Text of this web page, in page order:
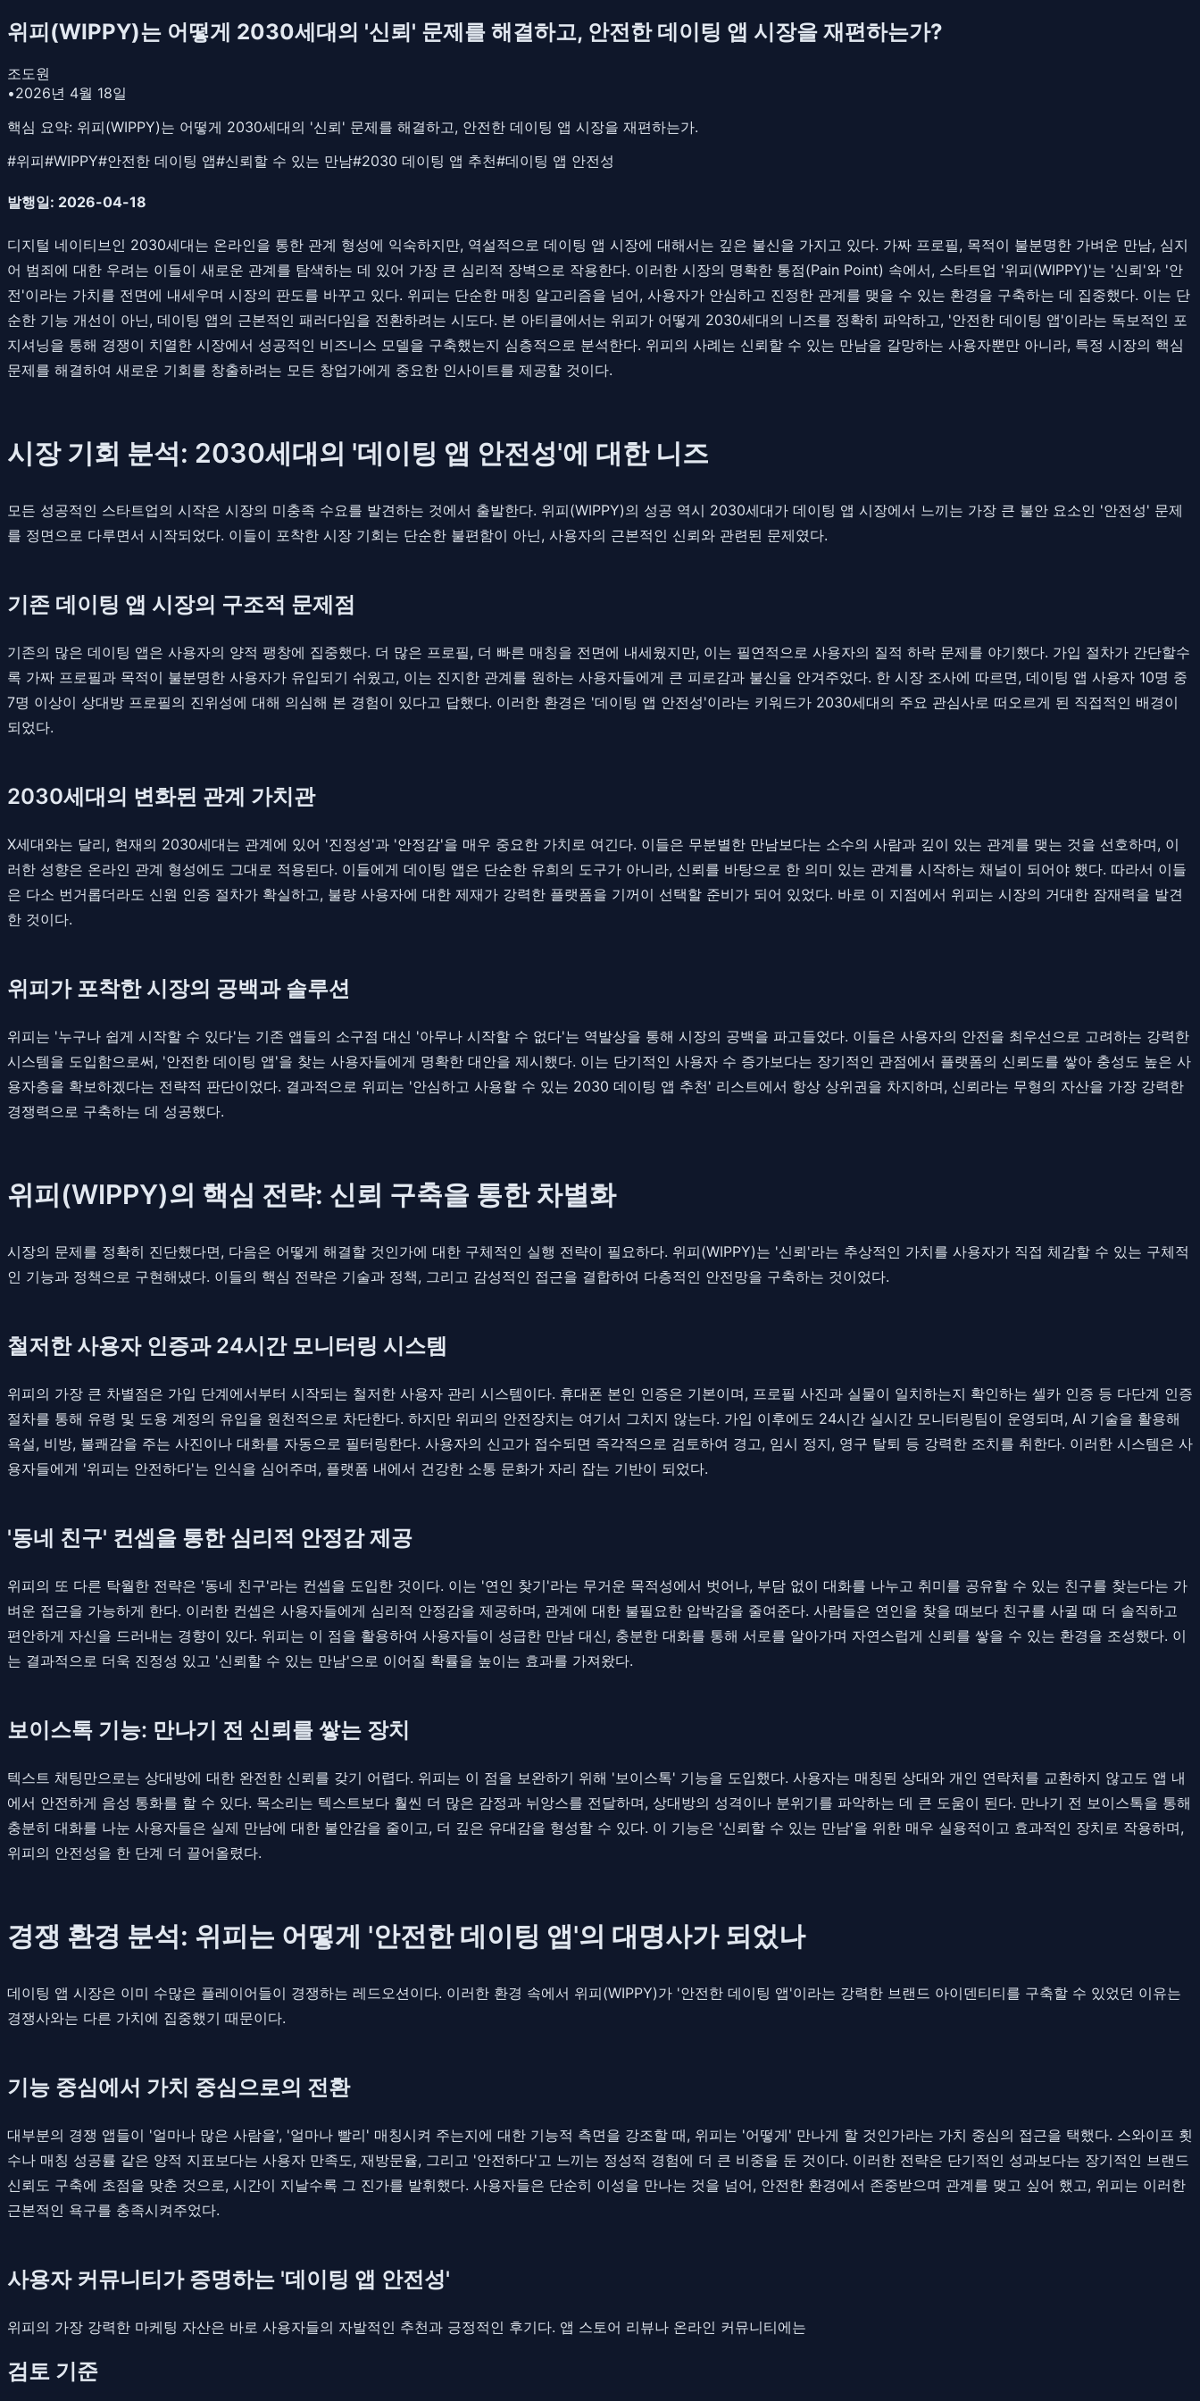
위피(WIPPY)는 어떻게 2030세대의 '신뢰' 문제를 해결하고, 안전한 데이팅 앱 시장을 재편하는가?
조도원
•2026년 4월 18일
핵심 요약: 위피(WIPPY)는 어떻게 2030세대의 '신뢰' 문제를 해결하고, 안전한 데이팅 앱 시장을 재편하는가.
#위피#WIPPY#안전한 데이팅 앱#신뢰할 수 있는 만남#2030 데이팅 앱 추천#데이팅 앱 안전성
발행일: 2026-04-18
디지털 네이티브인 2030세대는 온라인을 통한 관계 형성에 익숙하지만, 역설적으로 데이팅 앱 시장에 대해서는 깊은 불신을 가지고 있다. 가짜 프로필, 목적이 불분명한 가벼운 만남, 심지
어 범죄에 대한 우려는 이들이 새로운 관계를 탐색하는 데 있어 가장 큰 심리적 장벽으로 작용한다. 이러한 시장의 명확한 통점(Pain Point) 속에서, 스타트업 '위피(WIPPY)'는 '신뢰'와 '안
전'이라는 가치를 전면에 내세우며 시장의 판도를 바꾸고 있다. 위피는 단순한 매칭 알고리즘을 넘어, 사용자가 안심하고 진정한 관계를 맺을 수 있는 환경을 구축하는 데 집중했다. 이는 단
순한 기능 개선이 아닌, 데이팅 앱의 근본적인 패러다임을 전환하려는 시도다. 본 아티클에서는 위피가 어떻게 2030세대의 니즈를 정확히 파악하고, '안전한 데이팅 앱'이라는 독보적인 포
지셔닝을 통해 경쟁이 치열한 시장에서 성공적인 비즈니스 모델을 구축했는지 심층적으로 분석한다. 위피의 사례는 신뢰할 수 있는 만남을 갈망하는 사용자뿐만 아니라, 특정 시장의 핵심
문제를 해결하여 새로운 기회를 창출하려는 모든 창업가에게 중요한 인사이트를 제공할 것이다.
시장 기회 분석: 2030세대의 '데이팅 앱 안전성'에 대한 니즈
모든 성공적인 스타트업의 시작은 시장의 미충족 수요를 발견하는 것에서 출발한다. 위피(WIPPY)의 성공 역시 2030세대가 데이팅 앱 시장에서 느끼는 가장 큰 불안 요소인 '안전성' 문제
를 정면으로 다루면서 시작되었다. 이들이 포착한 시장 기회는 단순한 불편함이 아닌, 사용자의 근본적인 신뢰와 관련된 문제였다.
기존 데이팅 앱 시장의 구조적 문제점
기존의 많은 데이팅 앱은 사용자의 양적 팽창에 집중했다. 더 많은 프로필, 더 빠른 매칭을 전면에 내세웠지만, 이는 필연적으로 사용자의 질적 하락 문제를 야기했다. 가입 절차가 간단할수
록 가짜 프로필과 목적이 불분명한 사용자가 유입되기 쉬웠고, 이는 진지한 관계를 원하는 사용자들에게 큰 피로감과 불신을 안겨주었다. 한 시장 조사에 따르면, 데이팅 앱 사용자 10명 중
7명 이상이 상대방 프로필의 진위성에 대해 의심해 본 경험이 있다고 답했다. 이러한 환경은 '데이팅 앱 안전성'이라는 키워드가 2030세대의 주요 관심사로 떠오르게 된 직접적인 배경이
되었다.
2030세대의 변화된 관계 가치관
X세대와는 달리, 현재의 2030세대는 관계에 있어 '진정성'과 '안정감'을 매우 중요한 가치로 여긴다. 이들은 무분별한 만남보다는 소수의 사람과 깊이 있는 관계를 맺는 것을 선호하며, 이
러한 성향은 온라인 관계 형성에도 그대로 적용된다. 이들에게 데이팅 앱은 단순한 유희의 도구가 아니라, 신뢰를 바탕으로 한 의미 있는 관계를 시작하는 채널이 되어야 했다. 따라서 이들
은 다소 번거롭더라도 신원 인증 절차가 확실하고, 불량 사용자에 대한 제재가 강력한 플랫폼을 기꺼이 선택할 준비가 되어 있었다. 바로 이 지점에서 위피는 시장의 거대한 잠재력을 발견
한 것이다.
위피가 포착한 시장의 공백과 솔루션
위피는 '누구나 쉽게 시작할 수 있다'는 기존 앱들의 소구점 대신 '아무나 시작할 수 없다'는 역발상을 통해 시장의 공백을 파고들었다. 이들은 사용자의 안전을 최우선으로 고려하는 강력한
시스템을 도입함으로써, '안전한 데이팅 앱'을 찾는 사용자들에게 명확한 대안을 제시했다. 이는 단기적인 사용자 수 증가보다는 장기적인 관점에서 플랫폼의 신뢰도를 쌓아 충성도 높은 사
용자층을 확보하겠다는 전략적 판단이었다. 결과적으로 위피는 '안심하고 사용할 수 있는 2030 데이팅 앱 추천' 리스트에서 항상 상위권을 차지하며, 신뢰라는 무형의 자산을 가장 강력한
경쟁력으로 구축하는 데 성공했다.
위피(WIPPY)의 핵심 전략: 신뢰 구축을 통한 차별화
시장의 문제를 정확히 진단했다면, 다음은 어떻게 해결할 것인가에 대한 구체적인 실행 전략이 필요하다. 위피(WIPPY)는 '신뢰'라는 추상적인 가치를 사용자가 직접 체감할 수 있는 구체적
인 기능과 정책으로 구현해냈다. 이들의 핵심 전략은 기술과 정책, 그리고 감성적인 접근을 결합하여 다층적인 안전망을 구축하는 것이었다.
철저한 사용자 인증과 24시간 모니터링 시스템
위피의 가장 큰 차별점은 가입 단계에서부터 시작되는 철저한 사용자 관리 시스템이다. 휴대폰 본인 인증은 기본이며, 프로필 사진과 실물이 일치하는지 확인하는 셀카 인증 등 다단계 인증
절차를 통해 유령 및 도용 계정의 유입을 원천적으로 차단한다. 하지만 위피의 안전장치는 여기서 그치지 않는다. 가입 이후에도 24시간 실시간 모니터링팀이 운영되며, AI 기술을 활용해
욕설, 비방, 불쾌감을 주는 사진이나 대화를 자동으로 필터링한다. 사용자의 신고가 접수되면 즉각적으로 검토하여 경고, 임시 정지, 영구 탈퇴 등 강력한 조치를 취한다. 이러한 시스템은 사
용자들에게 '위피는 안전하다'는 인식을 심어주며, 플랫폼 내에서 건강한 소통 문화가 자리 잡는 기반이 되었다.
'동네 친구' 컨셉을 통한 심리적 안정감 제공
위피의 또 다른 탁월한 전략은 '동네 친구'라는 컨셉을 도입한 것이다. 이는 '연인 찾기'라는 무거운 목적성에서 벗어나, 부담 없이 대화를 나누고 취미를 공유할 수 있는 친구를 찾는다는 가
벼운 접근을 가능하게 한다. 이러한 컨셉은 사용자들에게 심리적 안정감을 제공하며, 관계에 대한 불필요한 압박감을 줄여준다. 사람들은 연인을 찾을 때보다 친구를 사귈 때 더 솔직하고
편안하게 자신을 드러내는 경향이 있다. 위피는 이 점을 활용하여 사용자들이 성급한 만남 대신, 충분한 대화를 통해 서로를 알아가며 자연스럽게 신뢰를 쌓을 수 있는 환경을 조성했다. 이
는 결과적으로 더욱 진정성 있고 '신뢰할 수 있는 만남'으로 이어질 확률을 높이는 효과를 가져왔다.
보이스톡 기능: 만나기 전 신뢰를 쌓는 장치
텍스트 채팅만으로는 상대방에 대한 완전한 신뢰를 갖기 어렵다. 위피는 이 점을 보완하기 위해 '보이스톡' 기능을 도입했다. 사용자는 매칭된 상대와 개인 연락처를 교환하지 않고도 앱 내
에서 안전하게 음성 통화를 할 수 있다. 목소리는 텍스트보다 훨씬 더 많은 감정과 뉘앙스를 전달하며, 상대방의 성격이나 분위기를 파악하는 데 큰 도움이 된다. 만나기 전 보이스톡을 통해
충분히 대화를 나눈 사용자들은 실제 만남에 대한 불안감을 줄이고, 더 깊은 유대감을 형성할 수 있다. 이 기능은 '신뢰할 수 있는 만남'을 위한 매우 실용적이고 효과적인 장치로 작용하며,
위피의 안전성을 한 단계 더 끌어올렸다.
경쟁 환경 분석: 위피는 어떻게 '안전한 데이팅 앱'의 대명사가 되었나
데이팅 앱 시장은 이미 수많은 플레이어들이 경쟁하는 레드오션이다. 이러한 환경 속에서 위피(WIPPY)가 '안전한 데이팅 앱'이라는 강력한 브랜드 아이덴티티를 구축할 수 있었던 이유는
경쟁사와는 다른 가치에 집중했기 때문이다.
기능 중심에서 가치 중심으로의 전환
대부분의 경쟁 앱들이 '얼마나 많은 사람을', '얼마나 빨리' 매칭시켜 주는지에 대한 기능적 측면을 강조할 때, 위피는 '어떻게' 만나게 할 것인가라는 가치 중심의 접근을 택했다. 스와이프 횟
수나 매칭 성공률 같은 양적 지표보다는 사용자 만족도, 재방문율, 그리고 '안전하다'고 느끼는 정성적 경험에 더 큰 비중을 둔 것이다. 이러한 전략은 단기적인 성과보다는 장기적인 브랜드
신뢰도 구축에 초점을 맞춘 것으로, 시간이 지날수록 그 진가를 발휘했다. 사용자들은 단순히 이성을 만나는 것을 넘어, 안전한 환경에서 존중받으며 관계를 맺고 싶어 했고, 위피는 이러한
근본적인 욕구를 충족시켜주었다.
사용자 커뮤니티가 증명하는 '데이팅 앱 안전성'
위피의 가장 강력한 마케팅 자산은 바로 사용자들의 자발적인 추천과 긍정적인 후기다. 앱 스토어 리뷰나 온라인 커뮤니티에는
검토 기준